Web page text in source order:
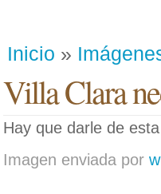
Inicio »
Villa Clara
Hay que darle de
Imagen enviada por